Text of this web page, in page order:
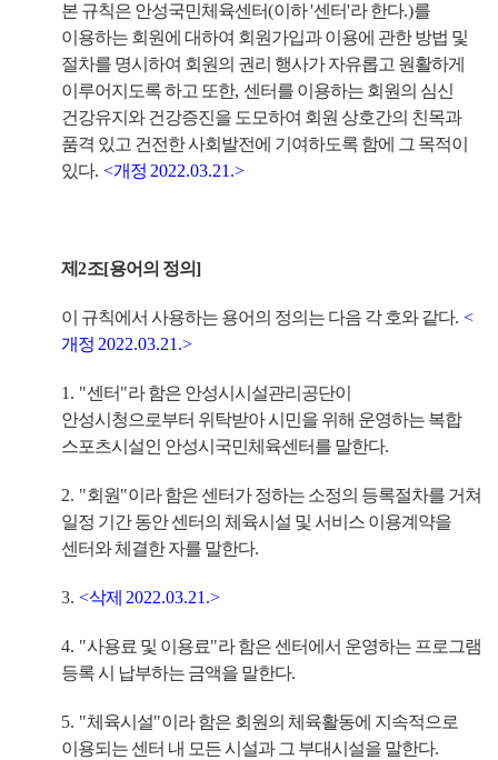
본 규칙은 안성국민체육센터(이하'센터'라 한다.)를
이용하는 회원에 대하여 회원가입과 이용에 관한 방법 및
절차를 명시하여 회원의 권리 행사가 자유롭고 원활하게
이루어지도록 하고 또한, 센터를 이용하는 회원의 심신
건강유지와 건강증진을 도모하여 회원 상호간의 친목과
품격 있고 건전한 사회발전에 기여하도록 함에 그 목적이
있다. <개정 2022.03.21.>
제 2조[용어의 정의]
이 규칙에서 사용하는 용어의 정의는 다음 각 호와 같다. <
개정 2022.03.21.>
1. "센터"라 함은 안성시시설관리공단이
안성시청으로부터 위탁받아 시민을 위해 운영하는 복합
스포츠시설인 안성시국민체육센터를 말한다.
2. "회원"이라 함은 센터가 정하는 소정의 등록절차를 거쳐
일정 기간 동안 센터의 체육시설 및 서비스 이용계약을
센터와 체결한 자를 말한다.
3. <삭제 2022.03.21.>
4. "사용료 및 이용료"라 함은 센터에서 운영하는 프로그램
등록 시 납부하는 금액을 말한다.
5. "체육시설"이라 함은 회원의 체육활동에 지속적으로
이용되는 센터 내 모든 시설과 그 부대시설을 말한다.